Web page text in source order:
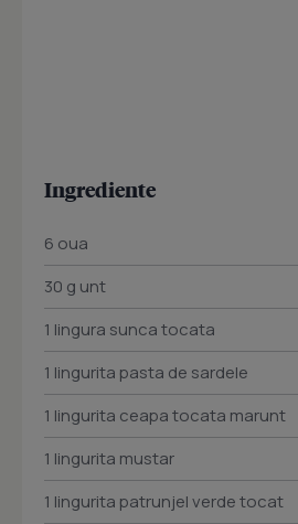
Ingrediente
6 oua
30 g unt
1 lingura sunca tocata
1 lingurita pasta de sardele
1 lingurita ceapa tocata marunt
1 lingurita mustar
1 lingurita patrunjel verde tocat